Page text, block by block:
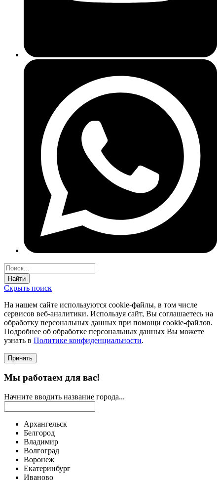
Найти
Скрыть поиск
На нашем сайте используются соokie-файлы, в том числе
сервисов веб-аналитики. Используя сайт, Вы соглашаетесь на
обработку персональных данных при помощи cookie-файлов.
Подробнее об обработке персональных данных Вы можете
узнать в Политике конфиденциальности.
Принять
Мы работаем для вас!
Начните вводить название города...
Архангельск
Белгород
Владимир
Волгоград
Воронеж
Екатеринбург
Иваново